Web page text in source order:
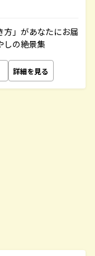
方」があなたにお届
しの絶景集
詳細を見る